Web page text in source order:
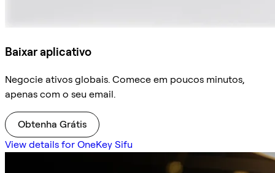
Baixar aplicativo
Negocie ativos globais. Comece em poucos minutos,
apenas com o seu email.
Obtenha Grátis
View details for OneKey Sifu